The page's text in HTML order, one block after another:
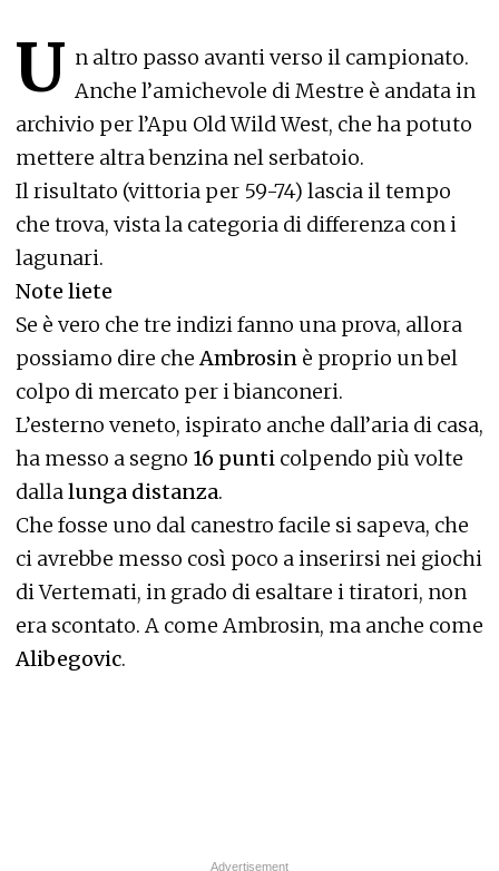
U n altro passo avanti verso il campionato.
Anche l’amichevole di Mestre è andata in
archivio per l’Apu Old Wild West, che ha potuto
mettere altra benzina nel serbatoio.
Il risultato (vittoria per 59-74) lascia il tempo
che trova, vista la categoria di differenza con i
lagunari.
Note liete
Se è vero che tre indizi fanno una prova, allora
possiamo dire cheAmbrosin è proprio un bel
colpo di mercato per i bianconeri.
L’esterno veneto, ispirato anche dall’aria di casa,
ha messo a segno 16 punti colpendo più volte
dallalunga distanza.
Che fosse uno dal canestro facile si sapeva, che
ci avrebbe messo così poco a inserirsi nei giochi
di Vertemati, in grado di esaltare i tiratori, non
era scontato. A come Ambrosin, ma anche come
Alibegovic.